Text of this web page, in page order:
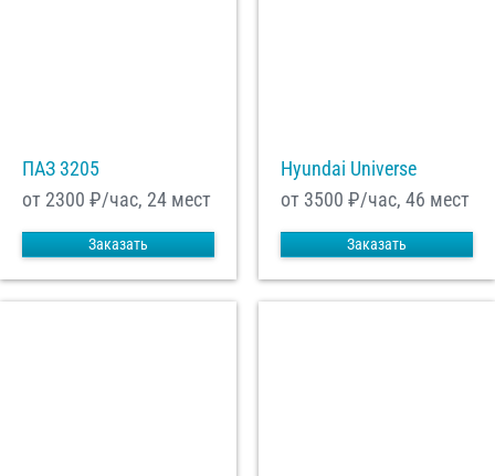
ПАЗ 3205
от 2300 ₽/час, 24 мест
Заказать
Hyundai Universe
от 3500 ₽/час, 46 мест
Заказать